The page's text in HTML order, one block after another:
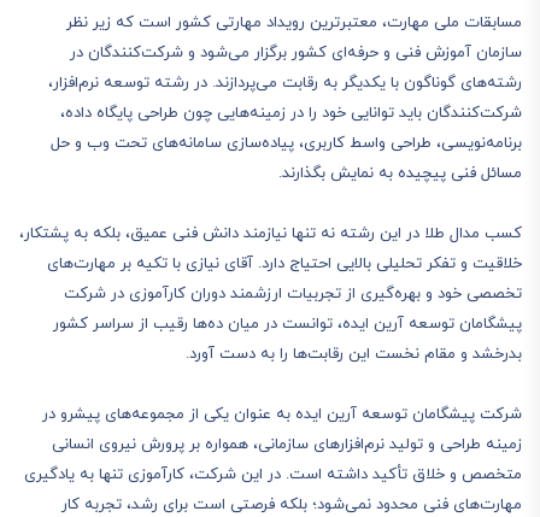
مسابقات ملی مهارت، معتبرترین رویداد مهارتی کشور است که زیر نظر
سازمان آموزش فنی و حرفه‌ای کشور برگزار می‌شود و شرکت‌کنندگان در
رشته‌های گوناگون با یکدیگر به رقابت می‌پردازند. در رشته توسعه نرم‌افزار،
شرکت‌کنندگان باید توانایی خود را در زمینه‌هایی چون طراحی پایگاه داده،
برنامه‌نویسی، طراحی واسط کاربری، پیاده‌سازی سامانه‌های تحت وب و حل
مسائل فنی پیچیده به نمایش بگذارند.
کسب مدال طلا در این رشته نه تنها نیازمند دانش فنی عمیق، بلکه به پشتکار،
خلاقیت و تفکر تحلیلی بالایی احتیاج دارد. آقای نیازی با تکیه بر مهارت‌های
تخصصی خود و بهره‌گیری از تجربیات ارزشمند دوران کارآموزی در شرکت
پیشگامان توسعه آرین ایده، توانست در میان ده‌ها رقیب از سراسر کشور
بدرخشد و مقام نخست این رقابت‌ها را به دست آورد.
شرکت پیشگامان توسعه آرین ایده به عنوان یکی از مجموعه‌های پیشرو در
زمینه طراحی و تولید نرم‌افزارهای سازمانی، همواره بر پرورش نیروی انسانی
متخصص و خلاق تأکید داشته است. در این شرکت، کارآموزی تنها به یادگیری
مهارت‌های فنی محدود نمی‌شود؛ بلکه فرصتی است برای رشد، تجربه کار